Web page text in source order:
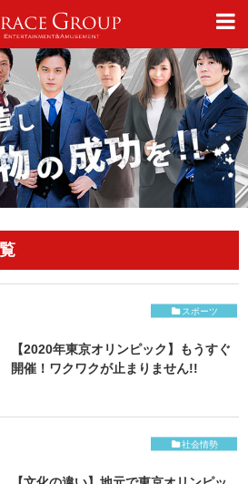
スポーツ
【2020年東京オリンピック】もうすぐ
開催！ワクワクが止まりません!!
社会情勢